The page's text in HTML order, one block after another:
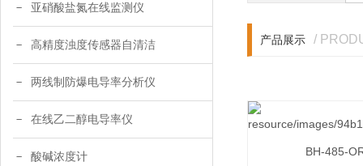
亚硝酸盐氮在线监测仪
高精度浊度传感器自清洁
两线制防爆电导率分析仪
在线乙二醇电导率仪
酸碱浓度计
产品展示 /
BH-485-